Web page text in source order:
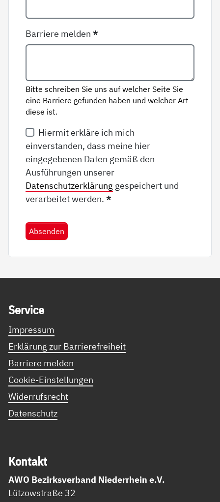
Barriere melden*
Bitte schreiben Sie uns auf welcher Seite Sie
eine Barriere gefunden haben und welcher Art
diese ist.
Hiermit erkläre ich mich
einverstanden, dass meine hier
eingegebenen Daten gemäß den
Ausführungen unserer
Datenschutzerklärung gespeichert und
verarbeitet werden.*
Absenden
Ser­vice
Impressum
Erklärung zur Barrierefreiheit
Barriere melden
Cookie-Einstellungen
Widerrufsrecht
Datenschutz
Kon­takt
AWO Bezirksverband Niederrhein e.V.
Lützowstraße 32